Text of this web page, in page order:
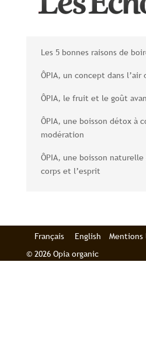
Les 5 bonnes raisons de
ÔPIA, un concept dans l’air
ÔPIA, le fruit et le goût
ÔPIA, une boisson détox à
modération
ÔPIA, une boisson
corps et l’esprit
Français English
Mentions
© 2026 Opia organic